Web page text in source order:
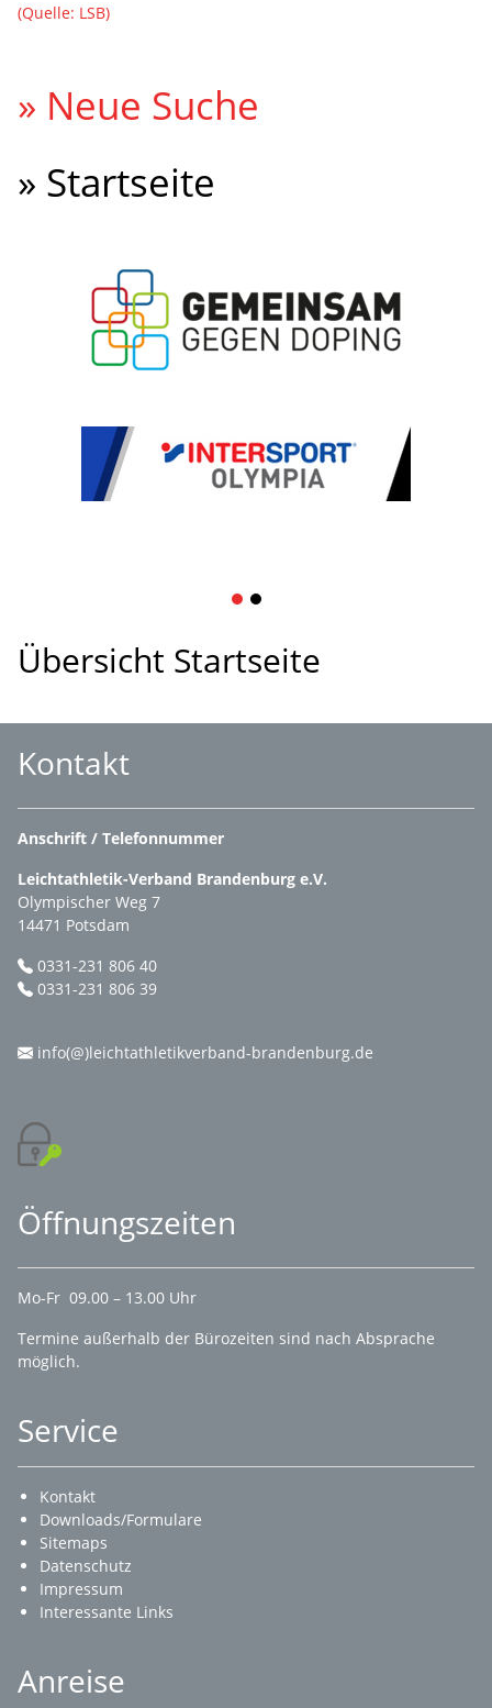
(Quelle: LSB)
» Neue Suche
» Startseite
1 2
Übersicht Startseite
Kontakt
Anschrift / Telefonnummer
Leichtathletik-Verband Brandenburg e.V.
Olympischer Weg 7
14471 Potsdam
0331-231 806 40
0331-231 806 39
info(@)leichtathletikverband-brandenburg.de
Öffnungszeiten
Mo-Fr 09.00 – 13.00 Uhr
Termine außerhalb der Bürozeiten sind nach Absprache
möglich.
Service
Kontakt
Downloads/Formulare
Sitemaps
Datenschutz
Impressum
Interessante Links
Anreise